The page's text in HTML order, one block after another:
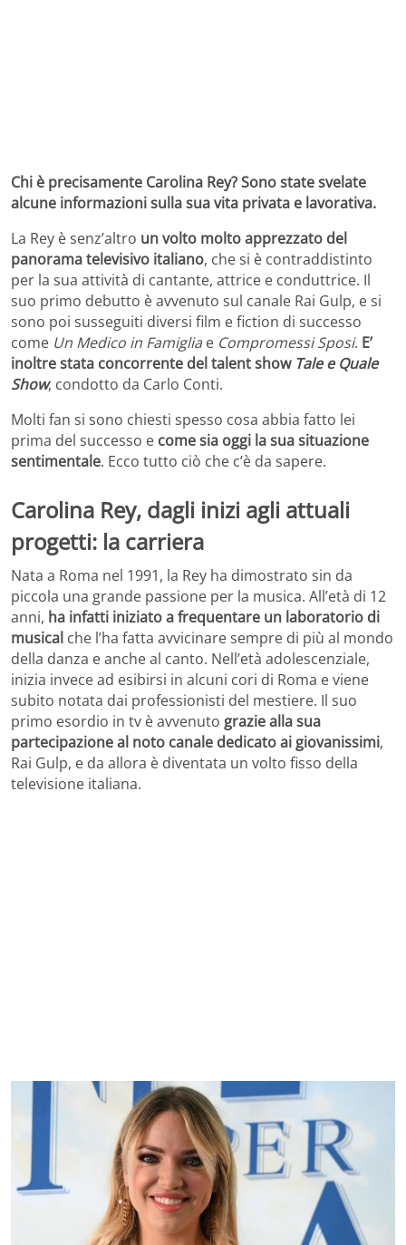
Chi è precisamente Carolina Rey? Sono state svelate
alcune informazioni sulla sua vita privata e lavorativa.
La Rey è senz’altro un volto molto apprezzato del
panorama televisivo italiano, che si è contraddistinto
per la sua attività di cantante, attrice e conduttrice. Il
suo primo debutto è avvenuto sul canale Rai Gulp, e si
sono poi susseguiti diversi film e fiction di successo
come Un Medico in Famiglia e Compromessi Sposi. E’
inoltre stata concorrente del talent show Tale e Quale
Show, condotto da Carlo Conti.
Molti fan si sono chiesti spesso cosa abbia fatto lei
prima del successo e come sia oggi la sua situazione
sentimentale. Ecco tutto ciò che c’è da sapere.
Carolina Rey, dagli inizi agli attuali
progetti: la carriera
Nata a Roma nel 1991, la Rey ha dimostrato sin da
piccola una grande passione per la musica. All’età di 12
anni, ha infatti iniziato a frequentare un laboratorio di
musical che l’ha fatta avvicinare sempre di più al mondo
della danza e anche al canto. Nell’età adolescenziale,
inizia invece ad esibirsi in alcuni cori di Roma e viene
subito notata dai professionisti del mestiere. Il suo
primo esordio in tv è avvenuto grazie alla sua
partecipazione al noto canale dedicato ai giovanissimi,
Rai Gulp, e da allora è diventata un volto fisso della
televisione italiana.